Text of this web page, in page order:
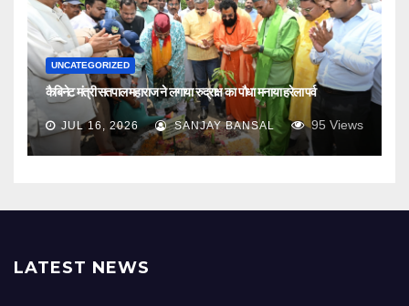
UNCATEGORIZED
कैबिनेट मंत्री सतपाल महाराज ने लगाया रुद्राक्ष का पौधा मनाया हरेला पर्व
JUL 16, 2026 SANJAY BANSAL 95 Views
LATEST NEWS